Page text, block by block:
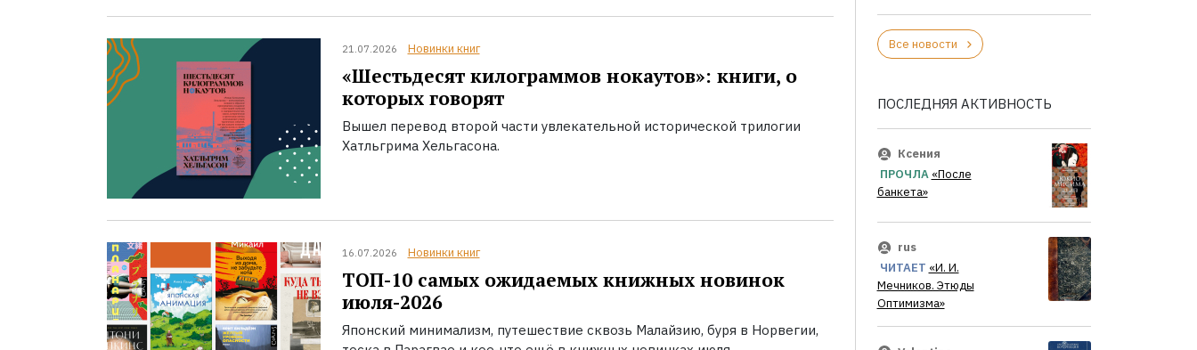
21.07.2026 Новинки книг
«Шестьдесят килограммов нокаутов»: книги, о
которых говорят
Вышел перевод второй части увлекательной исторической трилогии
Хатльгрима Хельгасона.
16.07.2026 Новинки книг
ТОП-10 самых ожидаемых книжных новинок
июля-2026
Японский минимализм, путешествие сквозь Малайзию, буря в Норвегии,
Все новости
ПОСЛЕДНЯЯ АКТИВНОСТЬ
Ксения
ПРОЧЛА «После
банкета»
rus
ЧИТАЕТ «И. И.
Мечников. Этюды
Оптимизма»